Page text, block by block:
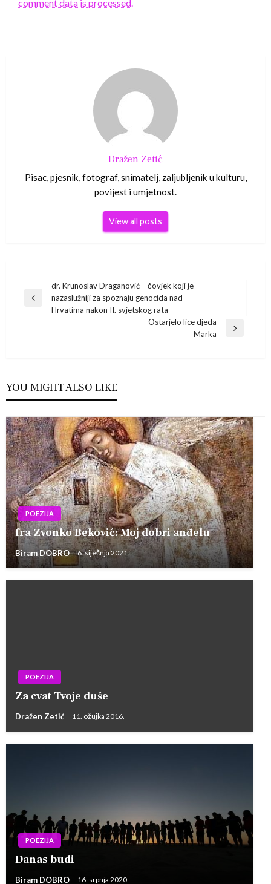
comment data is processed.
Dražen Zetić
Pisac, pjesnik, fotograf, snimatelj, zaljubljenik u kulturu,
povijest i umjetnost.
View all posts
Navigacija
objava
Previous
dr. Krunoslav Draganović – čovjek koji je
nazaslužniji za spoznaju genocida nad
Hrvatima nakon II. svjetskog rata
Ostarjelo lice djeda
Marka
YOU MIGHT ALSO LIKE
POEZIJA
fra Zvonko Beković: Moj dobri anđelu
Biram DOBRO 6. siječnja 2021.
POEZIJA
Za cvat Tvoje duše
Dražen Zetić 11. ožujka 2016.
POEZIJA
Danas budi
Biram DOBRO 16. srpnja 2020.